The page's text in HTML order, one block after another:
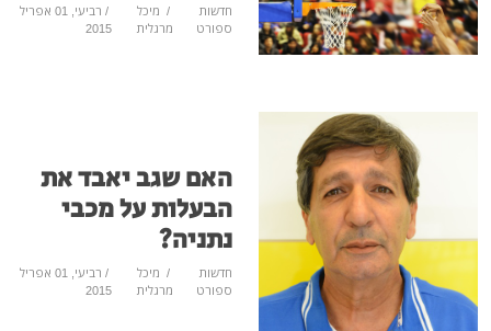
חדשות
ספורט
/
מיכל
מרגלית
/ רביעי, 01 אפריל
2015
האם שגב יאבד את
הבעלות על מכבי
נתניה?
חדשות
ספורט
מיכל
מרגלית
/ רביעי, 01 אפריל
2015